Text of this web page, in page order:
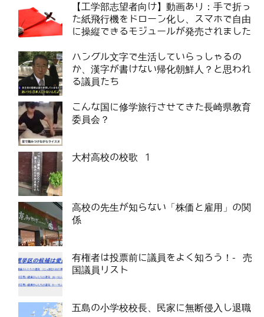
【工学部志望者向け】動画あり：手で折っ
た紙飛行機をドローン化し、スマホで自由
に操縦できるモジュールが発売されました
ハングル文字で生活していらっしゃるの
か、漢字が書けない帰化朝鮮人？と思われ
る議員たち
こんな国に修学旅行させてきた長崎県教育
委員会？
大村高校の校歌 1
高校の先生が知らない「株価と雇用」の関
係
有権者は投票前に議員をよく知ろう！- 売
国議員リスト
五島の小学校校長、民家に無断侵入し退職